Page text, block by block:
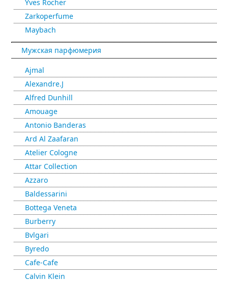
Yves Rocher
Zarkoperfume
Maybach
Мужская парфюмерия
Ajmal
Alexandre.J
Alfred Dunhill
Amouage
Antonio Banderas
Ard Al Zaafaran
Atelier Cologne
Attar Collection
Azzaro
Baldessarini
Bottega Veneta
Burberry
Bvlgari
Byredo
Cafe-Cafe
Calvin Klein